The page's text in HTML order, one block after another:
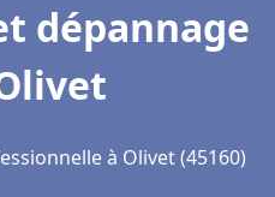
dépannage
à Olivet (45160)